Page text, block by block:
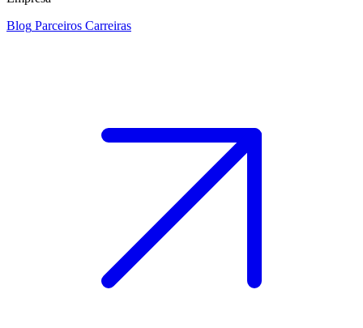
Blog Parceiros Carreiras